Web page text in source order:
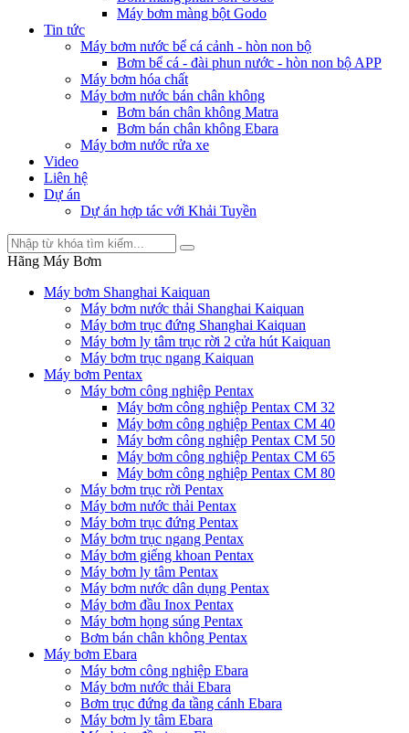
Máy bơm màng bột Godo
Tin tức
Máy bơm nước bể cá cảnh - hòn non bộ
Bơm bể cá - đài phun nước - hòn non bộ APP
Máy bơm hóa chất
Máy bơm nước bán chân không
Bơm bán chân không Matra
Bơm bán chân không Ebara
Máy bơm nước rửa xe
Video
Liên hệ
Dự án
Dự án hợp tác với Khải Tuyền
Hãng Máy Bơm
Máy bơm Shanghai Kaiquan
Máy bơm nước thải Shanghai Kaiquan
Máy bơm trục đứng Shanghai Kaiquan
Máy bơm ly tâm trục rời 2 cửa hút Kaiquan
Máy bơm trục ngang Kaiquan
Máy bơm Pentax
Máy bơm công nghiệp Pentax
Máy bơm công nghiệp Pentax CM 32
Máy bơm công nghiệp Pentax CM 40
Máy bơm công nghiệp Pentax CM 50
Máy bơm công nghiệp Pentax CM 65
Máy bơm công nghiệp Pentax CM 80
Máy bơm trục rời Pentax
Máy bơm nước thải Pentax
Máy bơm trục đứng Pentax
Máy bơm trục ngang Pentax
Máy bơm giếng khoan Pentax
Máy bơm ly tâm Pentax
Máy bơm nước dân dụng Pentax
Máy bơm đầu Inox Pentax
Máy bơm họng súng Pentax
Bơm bán chân không Pentax
Máy bơm Ebara
Máy bơm công nghiệp Ebara
Máy bơm nước thải Ebara
Bơm trục đứng đa tầng cánh Ebara
Máy bơm ly tâm Ebara